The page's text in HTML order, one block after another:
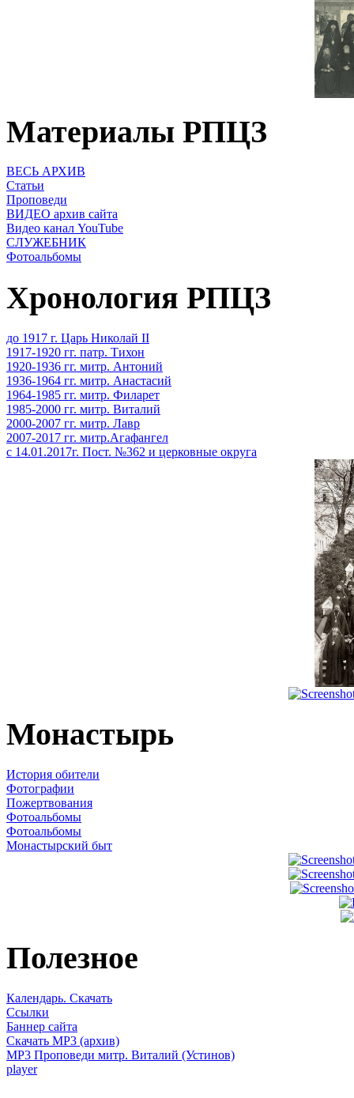
Материалы РПЦЗ
ВЕСЬ АРХИВ
Статьи
Проповеди
ВИДЕО архив сайта
Видео канал YouTube
СЛУЖЕБНИК
Фотоальбомы
Хронология РПЦЗ
до 1917 г. Царь Николай II
1917-1920 гг. патр. Тихон
1920-1936 гг. митр. Антоний
1936-1964 гг. митр. Анастасий
1964-1985 гг. митр. Филарет
1985-2000 гг. митр. Виталий
2000-2007 гг. митр. Лавр
2007-2017 гг. митр.Агафангел
с 14.01.2017г. Пост. №362 и церковные округа
Монастырь
История обители
Фотографии
Пожертвования
Фотоальбомы
Фотоальбомы
Монастырский быт
Полезное
Календарь. Скачать
Ссылки
Баннер сайта
Скачать MP3 (архив)
MP3 Проповеди митр. Виталий (Устинов)
player